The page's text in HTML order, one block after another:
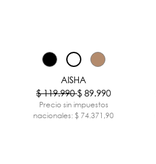
-25%
AISHA
$ 119.990$ 89.990
Precio sin impuestos
nacionales: $ 74.371,90